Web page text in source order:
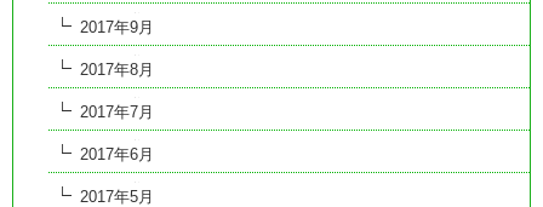
2017年9月
2017年8月
2017年7月
2017年6月
2017年5月